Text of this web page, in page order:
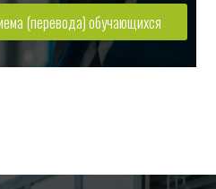
(перевода) обучающихся